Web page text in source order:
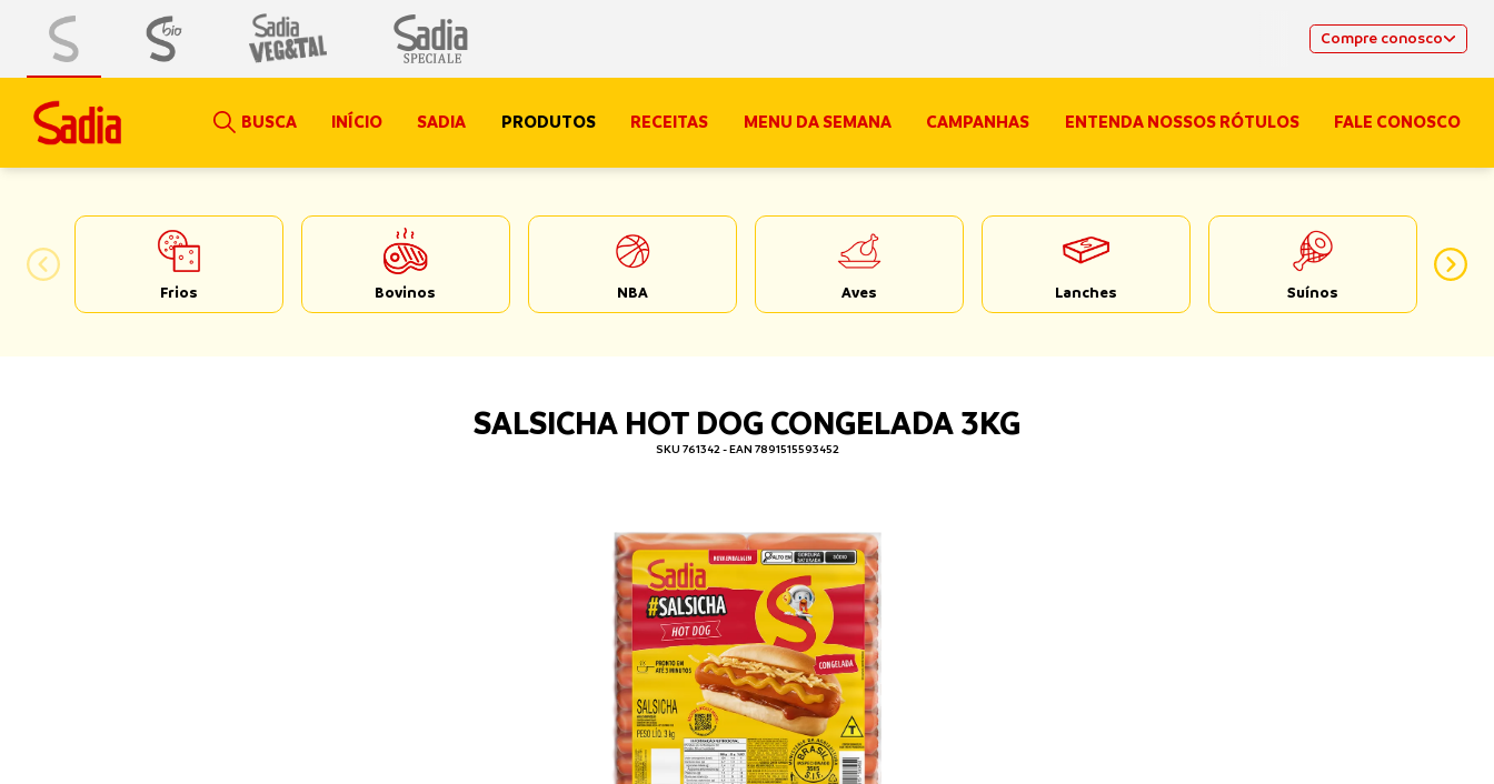
Compre conosco
BUSCA INÍCIO SADIA PRODUTOS RECEITAS MENU DA SEMANA CAMPANHAS ENTENDA NOSSOS RÓTULOS FALE CONOSCO
Frios Bovinos NBA Aves Lanches Suínos
SALSICHA HOT DOG CONGELADA 3KG
SKU 761342 - EAN 7891515593452